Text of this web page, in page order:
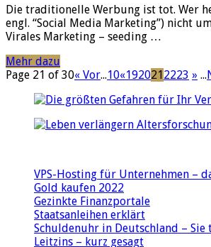
Media
Die traditionelle Werbung ist tot. Wer
engl. “Social Media Marketing”) nicht
Virales Marketing – seeding …
Mehr dazu
Page 21 of 30« Vor...10«1920212223 » ...
VPS-Hosting für Unternehmen –
Gold kaufen 2022
Gezinkte Finanzportale
Staatsanleihen erklärt
Schuldenuhr in Deutschland – Sie
Leitzins – kurz gesagt